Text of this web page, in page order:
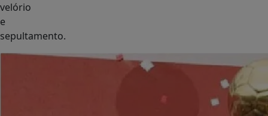
velório
e
sepultamento.